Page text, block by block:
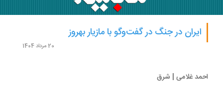
ایران در جنگ در گفت‌وگو با مازیار بهروز
غلامی | شرق